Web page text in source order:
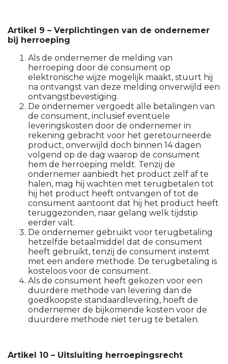
Artikel 9 – Verplichtingen van de ondernemer
bij herroeping
Als de ondernemer de melding van
herroeping door de consument op
elektronische wijze mogelijk maakt, stuurt hij
na ontvangst van deze melding onverwijld een
ontvangstbevestiging.
De ondernemer vergoedt alle betalingen van
de consument, inclusief eventuele
leveringskosten door de ondernemer in
rekening gebracht voor het geretourneerde
product, onverwijld doch binnen 14 dagen
volgend op de dag waarop de consument
hem de herroeping meldt. Tenzij de
ondernemer aanbiedt het product zelf af te
halen, mag hij wachten met terugbetalen tot
hij het product heeft ontvangen of tot de
consument aantoont dat hij het product heeft
teruggezonden, naar gelang welk tijdstip
eerder valt.
De ondernemer gebruikt voor terugbetaling
hetzelfde betaalmiddel dat de consument
heeft gebruikt, tenzij de consument instemt
met een andere methode. De terugbetaling is
kosteloos voor de consument.
Als de consument heeft gekozen voor een
duurdere methode van levering dan de
goedkoopste standaardlevering, hoeft de
ondernemer de bijkomende kosten voor de
duurdere methode niet terug te betalen.
Artikel 10 – Uitsluiting herroepingsrecht